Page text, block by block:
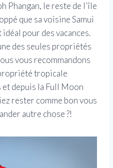
Phangan, le reste de l’île
que sa voisine Samui
pour des vacances.
des seules propriétés
vous recommandons
tropicale
depuis la Full Moon
rester comme bon vous
autre chose ?!